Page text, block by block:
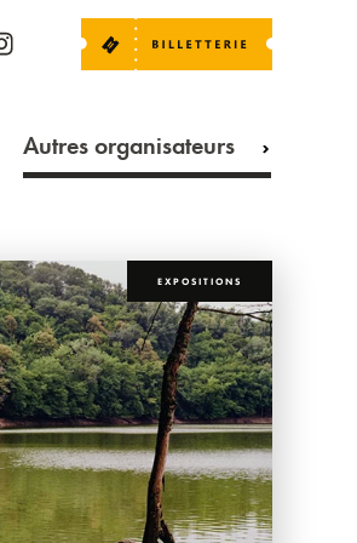
Autres organisateurs
EXPOSITIONS